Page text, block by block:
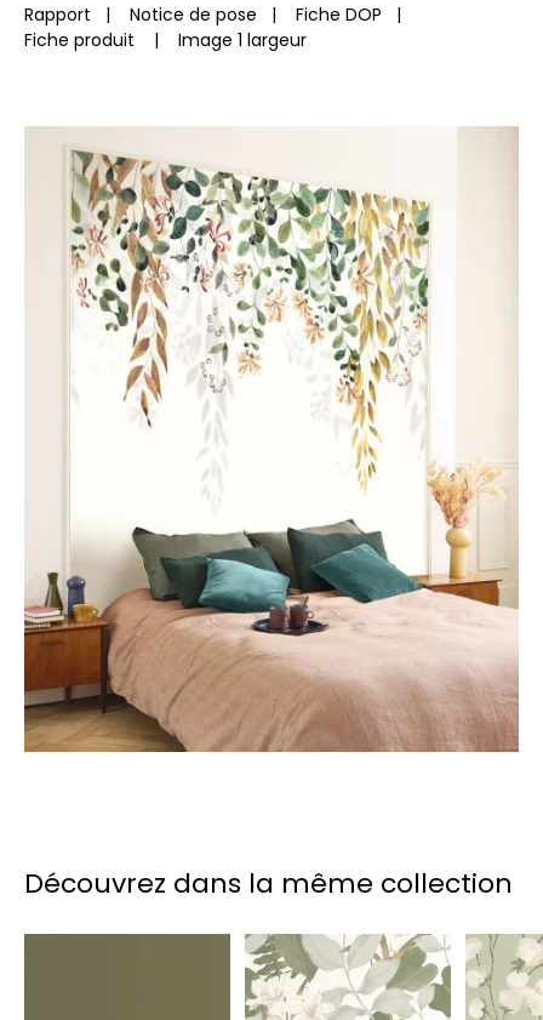
Rapport | Notice de pose | Fiche DOP |
Fiche produit
| Image 1 largeur
Découvrez dans la même collection